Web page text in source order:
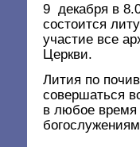
9 декабря в
состоится
участие все
Церкви.
Лития по
совершаться
в любое